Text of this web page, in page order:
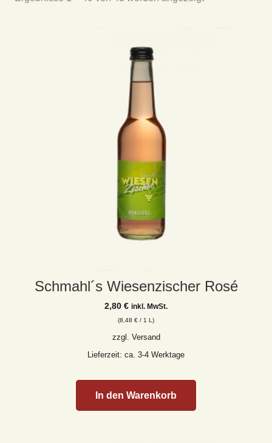
Schmahl´s Wiesenzischer Rosé
2,80 € inkl. MwSt.
(8,48 € / 1 L)
zzgl. Versand
Lieferzeit: ca. 3-4 Werktage
In den Warenkorb